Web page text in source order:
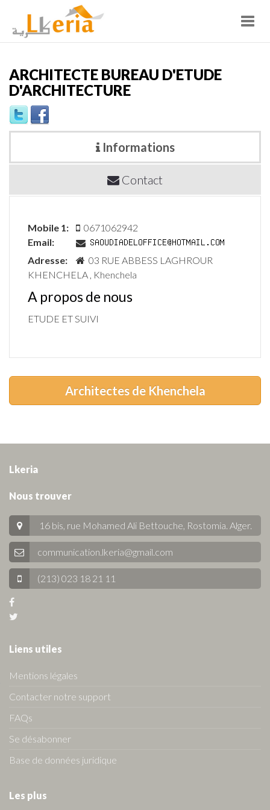
ARCHITECTE BUREAU D'ETUDE
D'ARCHITECTURE
Informations
Contact
Mobile 1:
0671062942
Email:
Adresse:
03 RUE ABBESS LAGHROUR
KHENCHELA , Khenchela
A propos de nous
ETUDE ET SUIVI
Architectes de Khenchela
Lkeria
Nous trouver
16 bis, rue Mohamed Ali Bettouche, Rostomia. Alger.
communication.lkeria@gmail.com
(213) 023 18 21 11
Liens utiles
Mentions légales
Contacter notre support
FAQs
Se désabonner
Base de données juridique
Les plus